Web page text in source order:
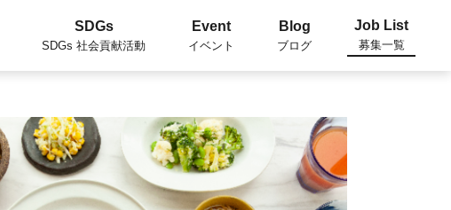
SDGs
SDGs 社会貢献活動
Event
イベント
Blog
ブログ
Job List
募集一覧